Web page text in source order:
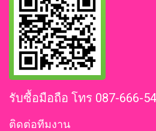
รับซื้อมือถือ โทร 087-666-
ติดต่อทีมงาน